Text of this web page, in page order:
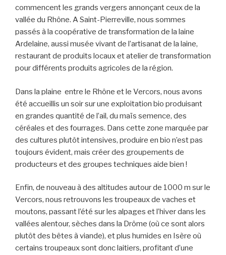
commencent les grands vergers annonçant ceux de la
vallée du Rhône. A Saint-Pierreville, nous sommes
passés à la coopérative de transformation de la laine
Ardelaine, aussi musée vivant de l’artisanat de la laine,
restaurant de produits locaux et atelier de transformation
pour différents produits agricoles de la région.
Dans la plaine entre le Rhône et le Vercors, nous avons
été accueillis un soir sur une exploitation bio produisant
en grandes quantité de l’ail, du maïs semence, des
céréales et des fourrages. Dans cette zone marquée par
des cultures plutôt intensives, produire en bio n’est pas
toujours évident, mais créer des groupements de
producteurs et des groupes techniques aide bien !
Enfin, de nouveau à des altitudes autour de 1000 m sur le
Vercors, nous retrouvons les troupeaux de vaches et
moutons, passant l’été sur les alpages et l’hiver dans les
vallées alentour, sèches dans la Drôme (où ce sont alors
plutôt des bêtes à viande), et plus humides en Isère où
certains troupeaux sont donc laitiers, profitant d’une